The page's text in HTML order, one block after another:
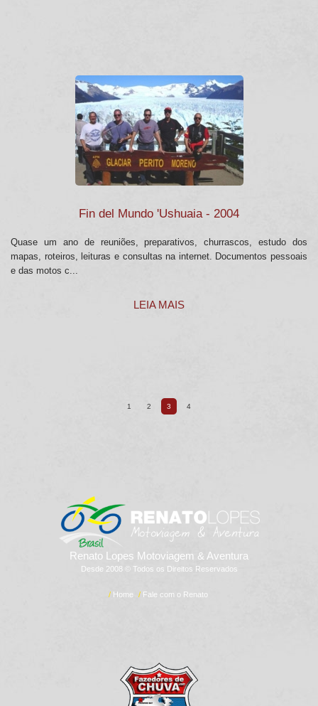
Fin del Mundo 'Ushuaia - 2004
Quase um ano de reuniões, preparativos, churrascos, estudo dos
mapas, roteiros, leituras e consultas na internet. Documentos pessoais
e das motos c...
LEIA MAIS
1 2 3 4
Renato Lopes Motoviagem & Aventura
Desde 2008 © Todos os Direitos Reservados
/ Home / Fale com o Renato